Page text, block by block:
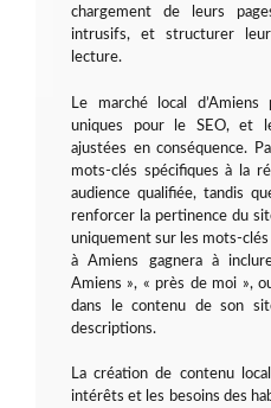
chargement de leurs
intrusifs, et structurer
lecture.
Le marché local
uniques pour le SEO, et
ajustées en conséquence.
mots-clés spécifiques à la
audience qualifiée, tandis
renforcer la pertinence du
uniquement sur les mots-
à Amiens gagnera à
Amiens », « près de moi »,
dans le contenu de son
descriptions.
La création de contenu
intérêts et les besoins des